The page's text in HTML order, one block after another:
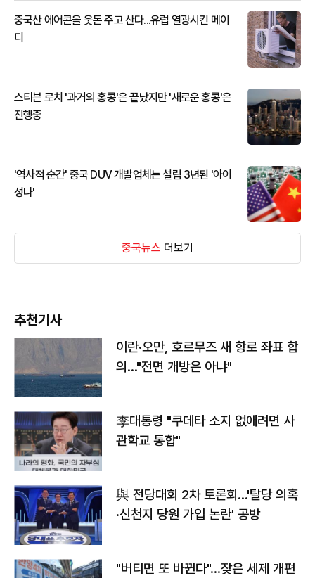
중국산 에어콘을 웃돈 주고 산다...유럽 열광시킨 메이
디
스티븐 로치 '과거의 홍콩'은 끝났지만 '새로운 홍콩'은
진행중
'역사적 순간' 중국 DUV 개발업체는 설립 3년된 '아이
성나'
중국뉴스 더보기
추천기사
이란·오만, 호르무즈 새 항로 좌표 합
의…"전면 개방은 아냐"
李대통령 "쿠데타 소지 없애려면 사
관학교 통합"
與 전당대회 2차 토론회…'탈당 의혹
·신천지 당원 가입 논란' 공방
"버티면 또 바뀐다"…잦은 세제 개편